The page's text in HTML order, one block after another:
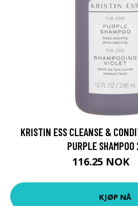
KRISTIN ESS CLEANSE &
PURPLE
116.25 NOK
KJØP NÅ